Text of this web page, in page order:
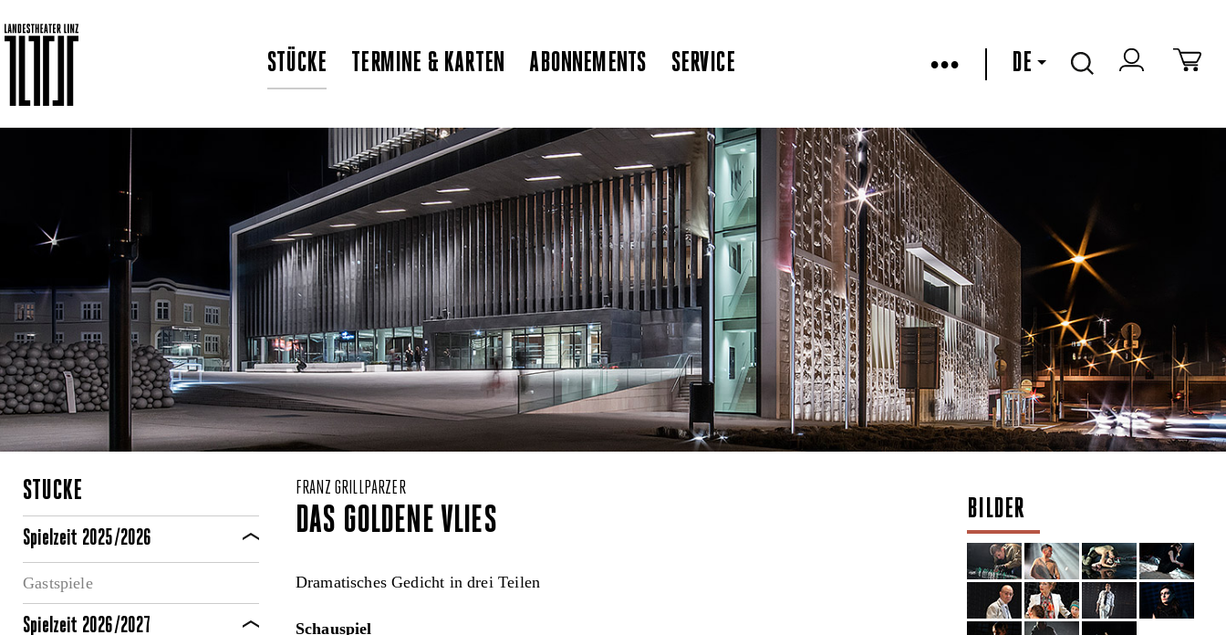
STÜCKE TERMINE & KARTEN ABONNEMENTS SERVICE ••• DE
STÜCKE
Spielzeit 2025/2026
Gastspiele
Spielzeit 2026/2027
FRANZ GRILLPARZER
DAS GOLDENE VLIES
Dramatisches Gedicht in drei Teilen
Schauspiel
BILDER